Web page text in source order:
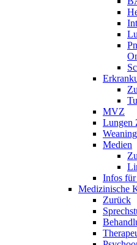
MVZ
Lungen
Medien
Infos
Medizinische
Zurück